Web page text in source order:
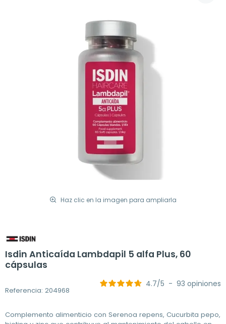
Haz clic en la imagen para ampliarla
Isdin Anticaída Lambdapil 5 alfa Plus, 60
cápsulas
Referencia: 204968
4.7/5 - 93 opiniones
Complemento alimenticio con Serenoa repens, Cucurbita pepo,